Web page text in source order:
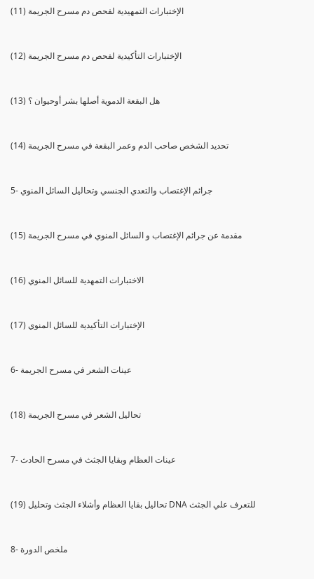
(11) الإختبارات التمهيدية لفحص دم مسرح الجريمة
(12) الإختبارات التأكيدية لفحص دم مسرح الجريمة
(13) هل البقعة الدموية أصلها بشر أوحيوان ؟
(14) تحديد الشخص صاحب الدم وعمر البقعة في مسرح الجريمة
5- جرائم الإغتصاب والتعدي الجنسي وتحاليل السائل المنوي
(15) مقدمة عن جرائم الإغتصاب و السائل المنوي في مسرح الجريمة
(16) الاختبارات التمهدية للسائل المنوي
(17) الإختبارات التأكيدية للسائل المنوي
6- عينات الشعر في مسرح الجريمة
(18) تحاليل الشعر في مسرح الجريمة
7- عينات العظام وبقايا الجثث في مسرح الحادث
(19) تحاليل بقايا العظام وأشلاء الجثث وتحليل DNA للتعرف علي الجثث
8- ملخص الدورة